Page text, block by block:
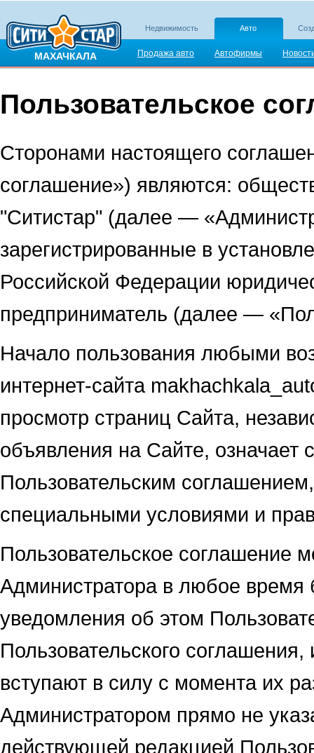
МАХАЧКАЛА
Недвижимость Авто
Продажа авто Автофирмы
Пользовательское
Сторонами настоящего
соглашение») являются:
"Ситистар" (далее —
зарегистрированные в
Российской Федерации
предприниматель (далее —
Начало пользования любыми
интернет-сайта
просмотр страниц Сайта,
объявления на Сайте, означает
Пользовательским
специальными условиями и
Пользовательское соглашение
Администратора в любое время
уведомления об этом
Пользовательского
вступают в силу с момента их
Администратором прямо не
действующей редакцией